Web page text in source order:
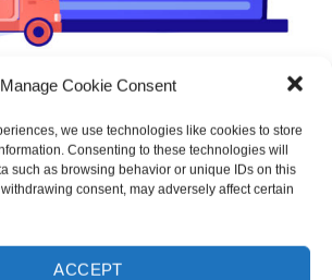
Manage Cookie Consent
we use technologies like cookies to store
Consenting to these technologies will
such as browsing behavior or unique IDs on this
consent, may adversely affect certain
ACCEPT
die Möglichkeiten zu besprechen.